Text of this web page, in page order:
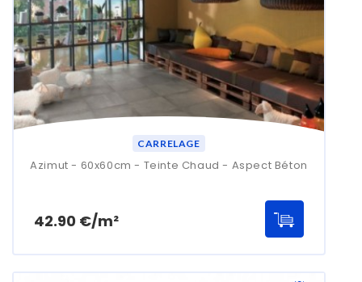
CARRELAGE
Azimut - 60x60cm - Teinte Chaud - Aspect Béton
42.90 €/m²Prix